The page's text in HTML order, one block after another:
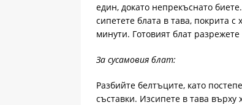
един, докато непрекъснато
сипетете блата в тава, покрита
минути. Готовият блат разрежете
За сусамовия блат:
Разбийте белтъците, като
съставки. Изсипете в тава върху